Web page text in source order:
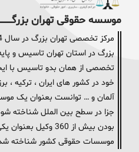
موسسه حقوقی تهران
بزرگ در استان تهران تاسیس و
تخصصی از همان بدو تاسیس با
خود در کشور های ایران ، ترکیه ،
آلمان و … توانست بعنوان یک
جزا در سطح بین الملل شناخته
بودن بیش از 360
موسسات حقوقی کشور شناخته